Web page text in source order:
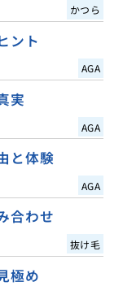
かつら
ント
AGA
実
AGA
と体験
AGA
合わせ
抜け毛
極め